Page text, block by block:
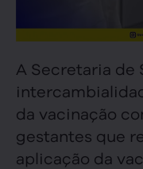
A Secretaria de
da vacinação
gestantes que
aplicação da